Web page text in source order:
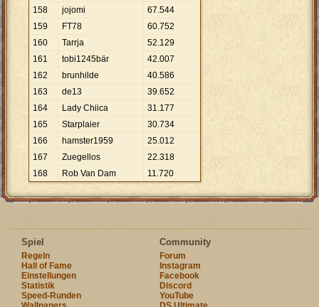
158
jojomi 67.544
159
FT78 60.752
160
Tarrja 52.129
161
tobi1245bär 42.007
162
brunhilde 40.586
163
de13 39.652
164
Lady Chiica 31.177
165
Starplaier 30.734
166
hamster1959 25.012
167
Zuegellos 22.318
168
Rob Van Dam 11.720
Spiel
Regeln
Hall of Fame
Einstellungen
Statistik
Speed-Runden
Community
Forum
Instagram
Facebook
Discord
YouTube